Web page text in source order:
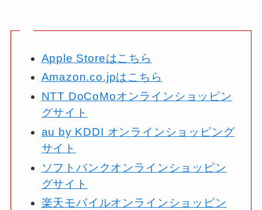
Apple Storeはこちら
Amazon.co.jpはこちら
NTT DoCoMoオンラインショッピン
グサイト
au by KDDI オンラインショッピング
サイト
ソフトバンクオンラインショッピン
グサイト
楽天モバイルオンラインショッピン